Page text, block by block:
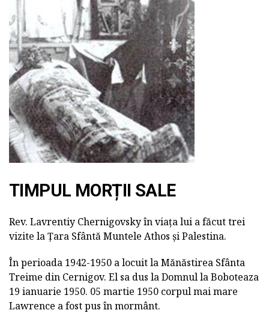
TIMPUL MORȚII SALE
Rev. Lavrentiy Chernigovsky în viața lui a făcut trei
vizite la Țara Sfântă Muntele Athos și Palestina.
În perioada 1942-1950 a locuit la Mănăstirea Sfânta
Treime din Cernigov. El sa dus la Domnul la Boboteaza
19 ianuarie 1950. 05 martie 1950 corpul mai mare
Lawrence a fost pus în mormânt.